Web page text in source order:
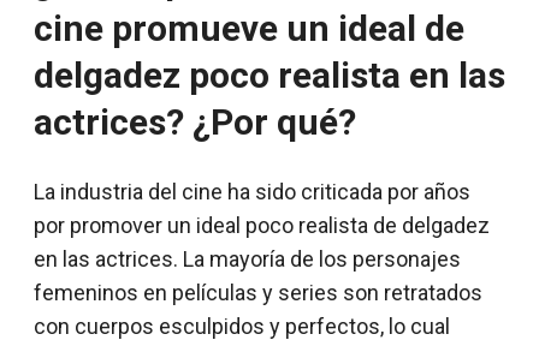
cine promueve un ideal de
delgadez poco realista en las
actrices? ¿Por qué?
La industria del cine ha sido criticada por años
por promover un ideal poco realista de delgadez
en las actrices. La mayoría de los personajes
femeninos en películas y series son retratados
con cuerpos esculpidos y perfectos, lo cual